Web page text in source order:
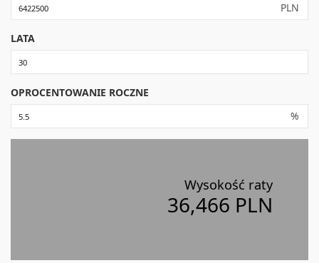
PLN
LATA
OPROCENTOWANIE ROCZNE
%
Wysokość raty
36,466 PLN